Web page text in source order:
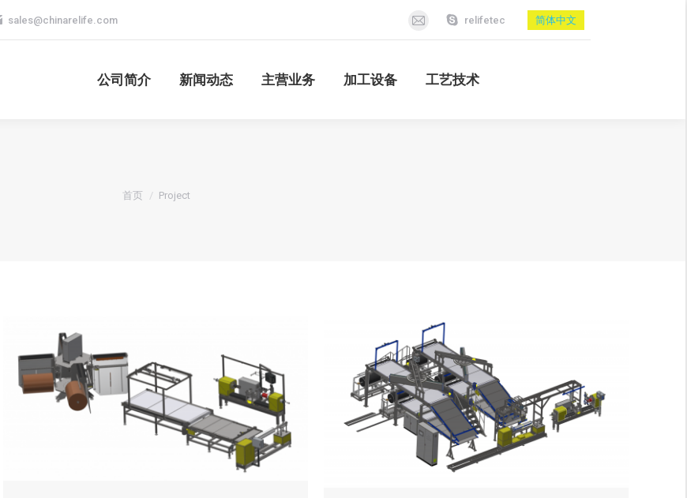
sales@chinarelife.com
Mail
opens
relifetec 简体中文
公司简介 新闻动态 主营业务 加工设备 工艺技术
您在这里：
首页 Project
公司简介 工艺技术